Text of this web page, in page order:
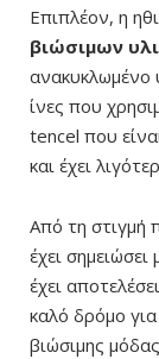
Επιπλέον, η
βιώσιμων
ανακυκλωμένο
ίνες που
tencel που
και έχει
Από τη στιγμή
έχει
έχει
καλό δρόμο
βιώσιμης